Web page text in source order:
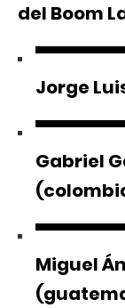
del Boom
Jorge
Gabriel
Miguel